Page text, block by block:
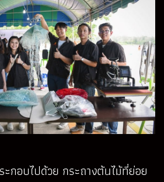
อบไปด้วย กระถางต้นไม้ที่ย่อย